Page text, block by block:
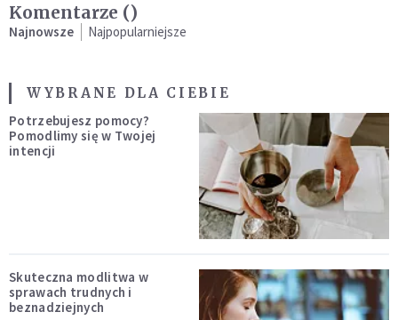
Komentarze ()
Najnowsze Najpopularniejsze
WYBRANE DLA CIEBIE
Potrzebujesz pomocy?
Pomodlimy się w Twojej
intencji
Skuteczna modlitwa w
sprawach trudnych i
beznadziejnych